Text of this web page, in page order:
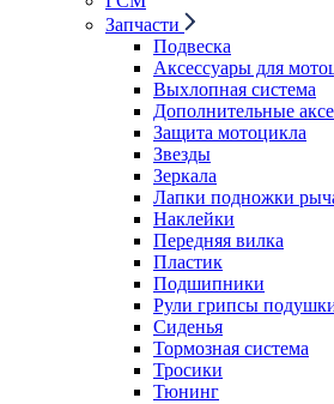
Запчасти
Подвеска
Аксессуары для
Выхлопная система
Дополнительные
Защита мотоцикла
Звезды
Зеркала
Лапки подножки
Наклейки
Передняя вилка
Пластик
Подшипники
Рули грипсы
Сиденья
Тормозная система
Тросики
Тюнинг